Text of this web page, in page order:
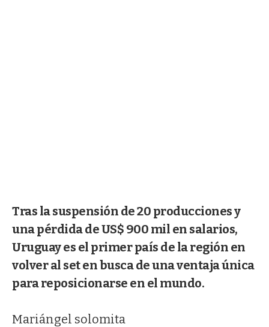
Tras la suspensión de 20 producciones y
una pérdida de US$ 900 mil en salarios,
Uruguay es el primer país de la región en
volver al set en busca de una ventaja única
para reposicionarse en el mundo.
Mariángel solomita